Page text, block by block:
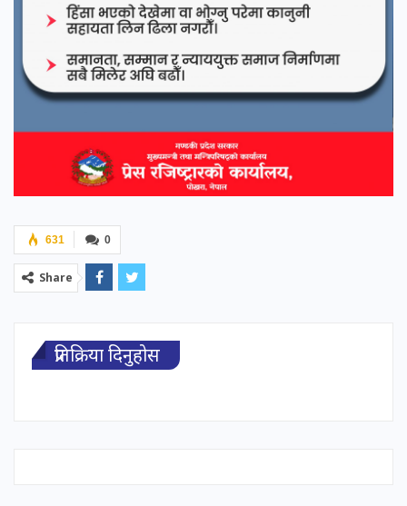
0
631
Share
प्रतिक्रिया दिनुहोस